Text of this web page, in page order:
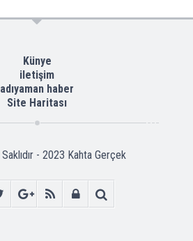
Künye
iletişim
adıyaman haber
Site Haritası
- 2023 Kahta Gerçek